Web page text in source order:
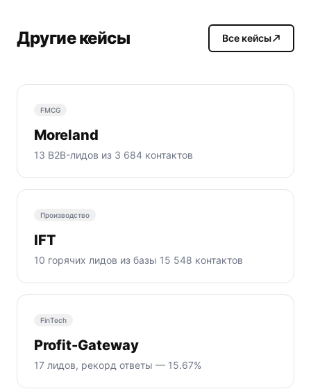
Другие кейсы Все кейсы
FMCG
Moreland
13 B2B-лидов из 3 684 контактов
Производство
IFT
10 горячих лидов из базы 15 548 контактов
FinTech
Profit-Gateway
17 лидов, рекорд ответы — 15.67%